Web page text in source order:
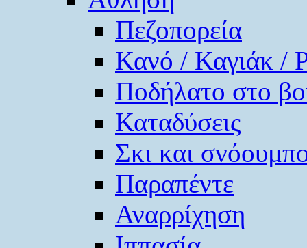
Πεζοπορεία
Κανό / Καγιάκ /
Ποδήλατο στο
Καταδύσεις
Σκι και
Παραπέντε
Αναρρίχηση